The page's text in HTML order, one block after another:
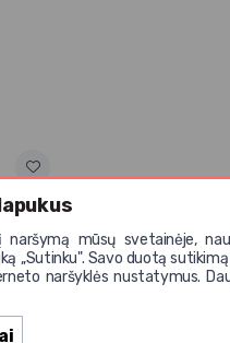
mūsų svetainėje,
,,Sutinku". Savo duotą
naršyklės nustatymus.